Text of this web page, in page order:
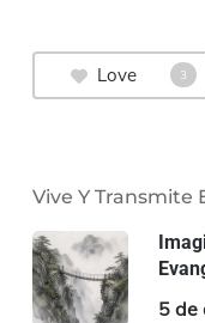
Love 3
Vive Y Transmite
5 de